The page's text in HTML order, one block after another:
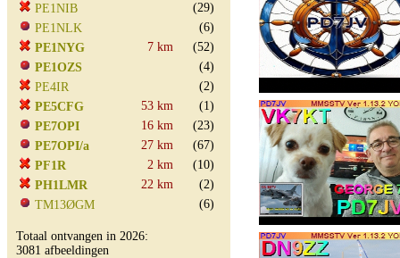
PE1NIB
(29)
PE1NLK
(6)
PE1NYG
7 km
(52)
PE1OZS
(4)
PE4IR
(2)
PE5CFG
53 km
(1)
PE7OPI
16 km
(23)
PE7OPI/a
27 km
(67)
PF1R
2 km
(10)
PH1LMR
22 km
(2)
TM13ØGM
(6)
Totaal ontvangen in 2026:
3081 afbeeldingen